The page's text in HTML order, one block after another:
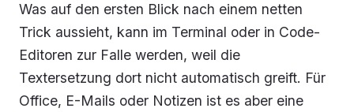
Was auf den ersten Blick nach einem netten
Trick aussieht, kann im Terminal oder in Code-
Editoren zur Falle werden, weil die
Textersetzung dort nicht automatisch greift. Für
Office, E-Mails oder Notizen ist es aber eine